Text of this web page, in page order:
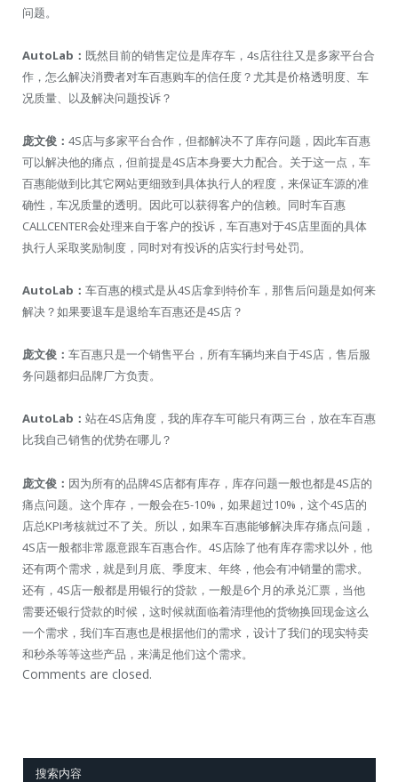
问题。
AutoLab： 既然目前的销售定位是库存车，4s店往往又是多家平台合
作，怎么解决消费者对车百惠购车的信任度？尤其是价格透明度、车
况质量、以及解决问题投诉？
庞文俊： 4S店与多家平台合作，但都解决不了库存问题，因此车百惠
可以解决他的痛点，但前提是4S店本身要大力配合。关于这一点，车
百惠能做到比其它网站更细致到具体执行人的程度，来保证车源的准
确性，车况质量的透明。因此可以获得客户的信赖。同时车百惠
CALLCENTER会处理来自于客户的投诉，车百惠对于4S店里面的具体
执行人采取奖励制度，同时对有投诉的店实行封号处罚。
AutoLab： 车百惠的模式是从4S店拿到特价车，那售后问题是如何来
解决？如果要退车是退给车百惠还是4S店？
庞文俊： 车百惠只是一个销售平台，所有车辆均来自于4S店，售后服
务问题都归品牌厂方负责。
AutoLab： 站在4S店角度，我的库存车可能只有两三台，放在车百惠
比我自己销售的优势在哪儿？
庞文俊： 因为所有的品牌4S店都有库存，库存问题一般也都是4S店的
痛点问题。这个库存，一般会在5-10%，如果超过10%，这个4S店的
店总KPI考核就过不了关。所以，如果车百惠能够解决库存痛点问题，
4S店一般都非常愿意跟车百惠合作。4S店除了他有库存需求以外，他
还有两个需求，就是到月底、季度末、年终，他会有冲销量的需求。
还有，4S店一般都是用银行的贷款，一般是6个月的承兑汇票，当他
需要还银行贷款的时候，这时候就面临着清理他的货物换回现金这么
一个需求，我们车百惠也是根据他们的需求，设计了我们的现实特卖
和秒杀等等这些产品，来满足他们这个需求。
Comments are closed.
搜索内容